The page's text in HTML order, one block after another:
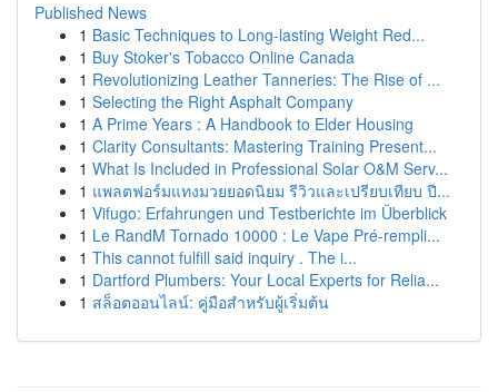
Published News
1 Basic Techniques to Long-lasting Weight Red...
1 Buy Stoker's Tobacco Online Canada
1 Revolutionizing Leather Tanneries: The Rise of ...
1 Selecting the Right Asphalt Company
1 A Prime Years : A Handbook to Elder Housing
1 Clarity Consultants: Mastering Training Present...
1 What Is Included in Professional Solar O&M Serv...
1 แพลตฟอร์มแทงมวยยอดนิยม รีวิวและเปรียบเทียบ ปี...
1 Vifugo: Erfahrungen und Testberichte im Überblick
1 Le RandM Tornado 10000 : Le Vape Pré-rempli...
1 This cannot fulfill said inquiry . The i...
1 Dartford Plumbers: Your Local Experts for Relia...
1 สล็อตออนไลน์: คู่มือสำหรับผู้เริ่มต้น